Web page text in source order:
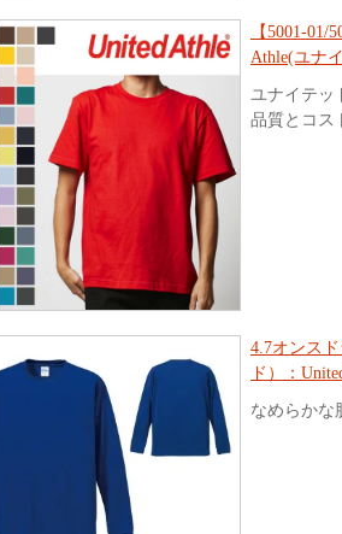
【5001-
Athle(ユナ
ユナイテッ
品質とコス
4.7オンス
ド）：
なめらかな